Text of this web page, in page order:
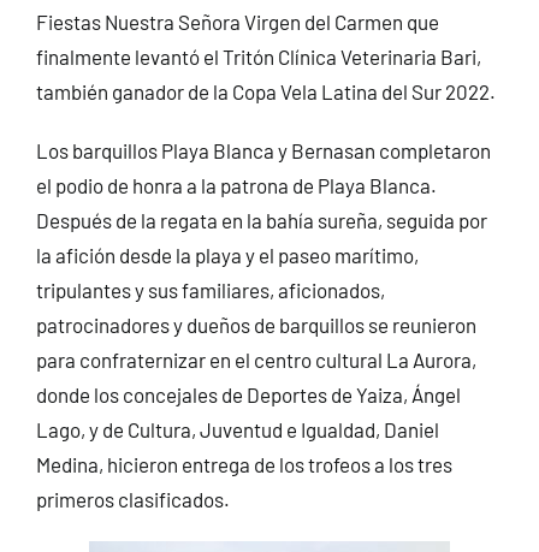
Fiestas Nuestra Señora Virgen del Carmen que
finalmente levantó el Tritón Clínica Veterinaria Bari,
también ganador de la Copa Vela Latina del Sur 2022.
Los barquillos Playa Blanca y Bernasan completaron
el podio de honra a la patrona de Playa Blanca.
Después de la regata en la bahía sureña, seguida por
la afición desde la playa y el paseo marítimo,
tripulantes y sus familiares, aficionados,
patrocinadores y dueños de barquillos se reunieron
para confraternizar en el centro cultural La Aurora,
donde los concejales de Deportes de Yaiza, Ángel
Lago, y de Cultura, Juventud e Igualdad, Daniel
Medina, hicieron entrega de los trofeos a los tres
primeros clasificados.